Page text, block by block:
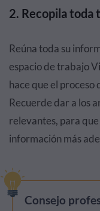
2. Recopila toda
Reúna toda su
espacio de trabajo
hace que el proceso
Recuerde dar a los
relevantes, para
información más
Consejo